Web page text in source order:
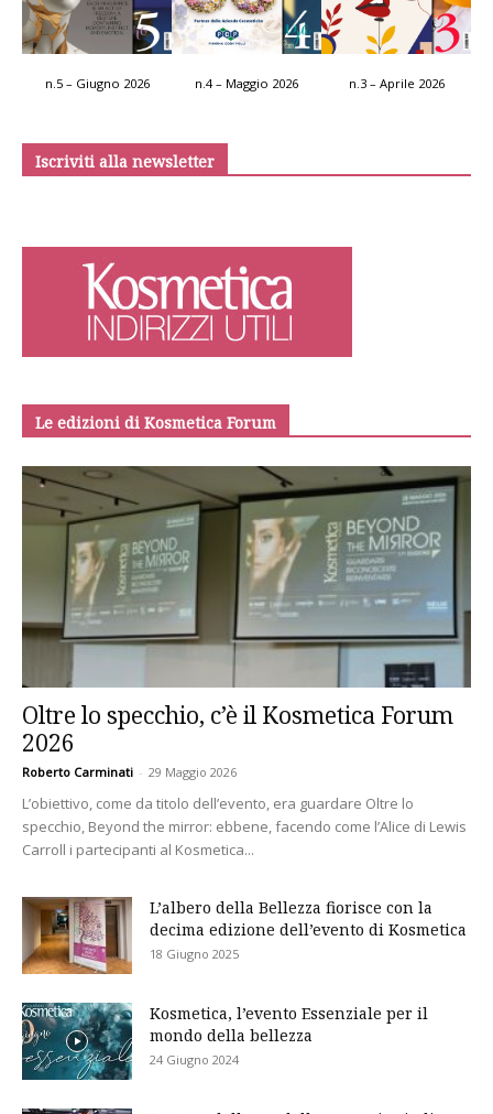
n.5 – Giugno 2026 n.4 – Maggio 2026 n.3 – Aprile 2026
Iscriviti alla newsletter
Le edizioni di Kosmetica Forum
Oltre lo specchio, c’è il Kosmetica Forum
2026
Roberto Carminati - 29 Maggio 2026
L’obiettivo, come da titolo dell’evento, era guardare Oltre lo
specchio, Beyond the mirror: ebbene, facendo come l’Alice di Lewis
Carroll i partecipanti al Kosmetica...
L’albero della Bellezza fiorisce con la
decima edizione dell’evento di Kosmetica
18 Giugno 2025
Kosmetica, l’evento Essenziale per il
mondo della bellezza
24 Giugno 2024